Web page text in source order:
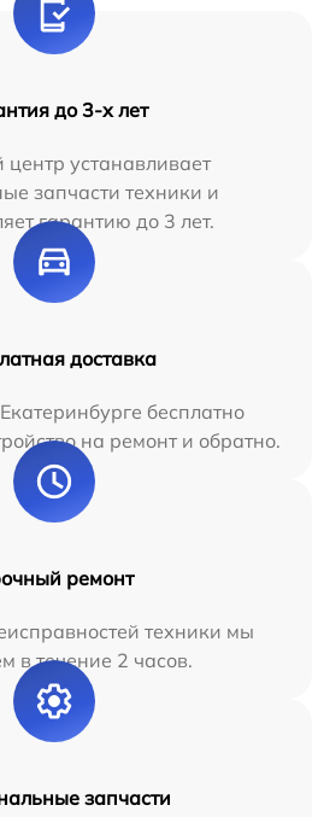
до 3-х лет
устанавливает
запчасти техники и
гарантию до 3 лет.
доставка
бесплатно
на ремонт и обратно.
ремонт
техники мы
в течение 2 часов.
запчасти